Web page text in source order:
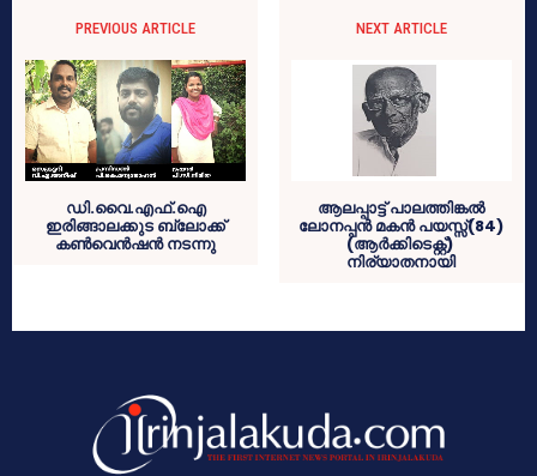
PREVIOUS ARTICLE
ഡി.വൈ.എഫ്.ഐ
ഇരിങ്ങാലക്കുട ബ്ലോക്ക്
കണ്‍വെന്‍ഷന്‍ നടന്നു
NEXT ARTICLE
ആലപ്പാട്ട് പാലത്തിങ്കല്‍
ലോനപ്പന്‍ മകന്‍ പയസ്സ്(84)
(ആര്‍ക്കിടെക്റ്റ്)
നിര്യാതനായി